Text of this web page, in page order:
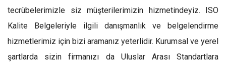
tecrübelerimizle siz müşterilerimizin hizmetindeyiz. ISO
Kalite Belgeleriyle ilgili danışmanlık ve belgelendirme
hizmetlerimiz için bizi aramanız yeterlidir. Kurumsal ve yerel
şartlarda sizin firmanızı da Uluslar Arası Standartlara